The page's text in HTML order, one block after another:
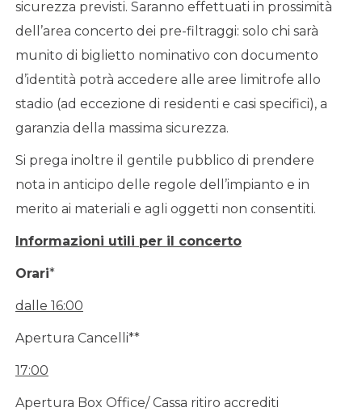
sicurezza previsti. Saranno effettuati in prossimità
dell’area concerto dei pre-filtraggi: solo chi sarà
munito di biglietto nominativo con documento
d’identità potrà accedere alle aree limitrofe allo
stadio (ad eccezione di residenti e casi specifici), a
garanzia della massima sicurezza.
Si prega inoltre il gentile pubblico di prendere
nota in anticipo delle regole dell’impianto e in
merito ai materiali e agli oggetti non consentiti.
Informazioni utili per il concerto
Orari*
dalle 16:00
Apertura Cancelli**
17:00
Apertura Box Office/ Cassa ritiro accrediti